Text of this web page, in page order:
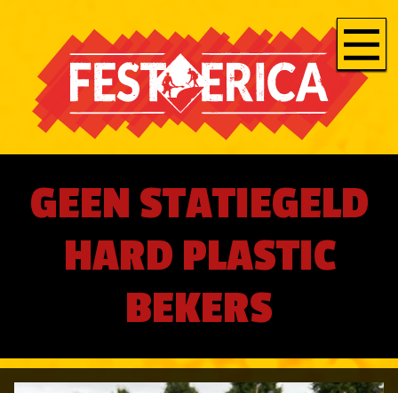
GEEN STATIEGELD
HARD PLASTIC
BEKERS